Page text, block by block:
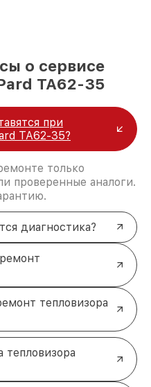
о сервисе
TA62-35
при
TA62-35?
только
проверенные аналоги.
диагностика?
тепловизора
тепловизора